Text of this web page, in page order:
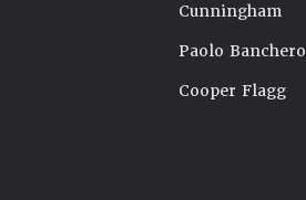
Cunningham
Paolo Banchero
Cooper Flagg